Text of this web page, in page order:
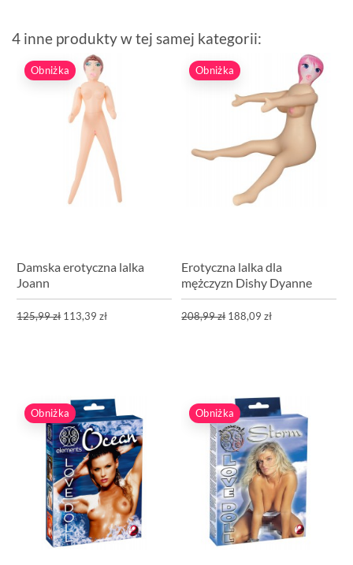
4 inne produkty w tej samej kategorii:
Obniżka
Damska erotyczna lalka
Joann
125,99 zł 113,39 zł
Obniżka
Erotyczna lalka dla
mężczyzn Dishy Dyanne
208,99 zł 188,09 zł
Obniżka Obniżka